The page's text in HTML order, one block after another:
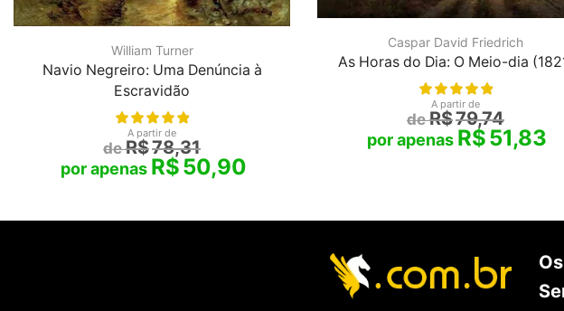
William Turner
Navio Negreiro: Uma Denúncia à
Escravidão
A partir de
R$78,31
R$50,90
Caspar David Friedrich
As Horas do Dia: O Meio-dia
A partir de
R$79,74
R$51,83